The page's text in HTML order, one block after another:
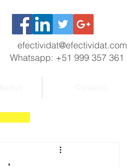
efectividat@efectividat.com
Whatsapp: +51 999 357 361